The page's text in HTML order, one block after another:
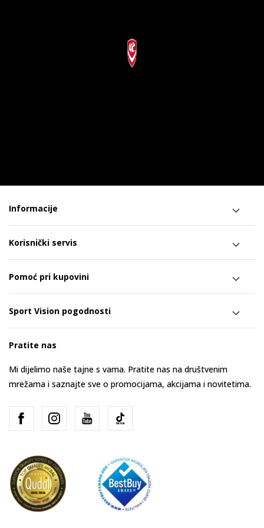
Informacije
Korisnički servis
Pomoć pri kupovini
Sport Vision pogodnosti
Pratite nas
Mi dijelimo naše tajne s vama. Pratite nas na društvenim
mrežama i saznajte sve o promocijama, akcijama i novitetima.